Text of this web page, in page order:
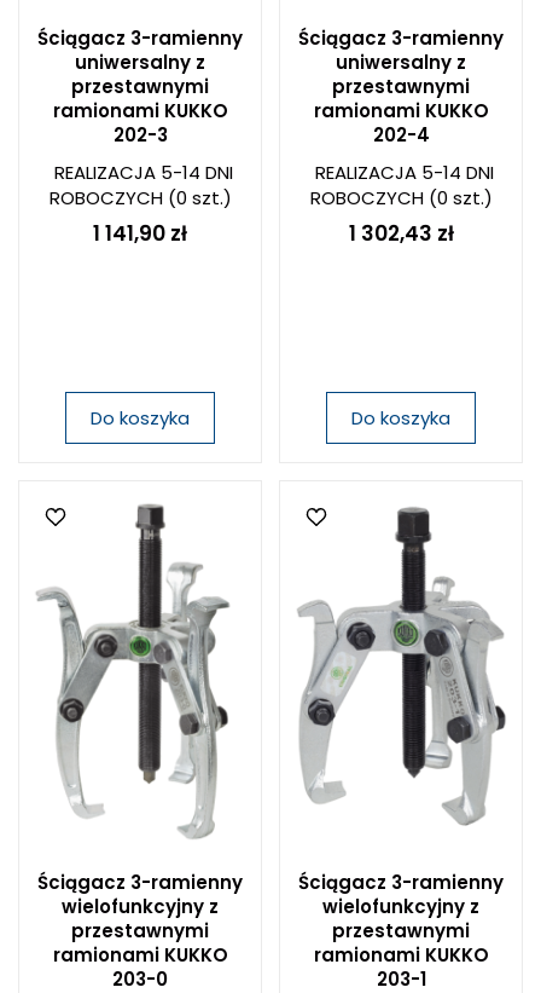
Ściągacz 3-ramienny
uniwersalny z
przestawnymi
ramionami KUKKO
202-3
REALIZACJA 5-14 DNI
ROBOCZYCH(0 szt.)
1 141,90 zł
Do koszyka
Ściągacz 3-ramienny
uniwersalny z
przestawnymi
ramionami KUKKO
202-4
REALIZACJA 5-14 DNI
ROBOCZYCH(0 szt.)
1 302,43 zł
Do koszyka
Ściągacz 3-ramienny
wielofunkcyjny z
przestawnymi
ramionami KUKKO
203-0
Ściągacz 3-ramienny
wielofunkcyjny z
przestawnymi
ramionami KUKKO
203-1